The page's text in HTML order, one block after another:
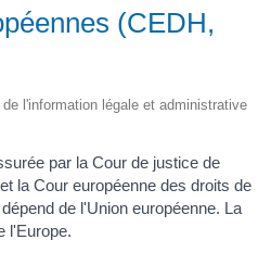
(CEDH,
l'information légale et administrative
par la Cour de justice de
la Cour européenne des droits de
de l'Union européenne. La
l'Europe.